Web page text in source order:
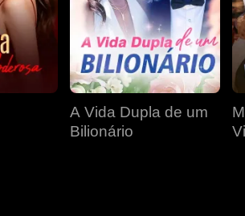
A Vida Dupla de um
Bilionário